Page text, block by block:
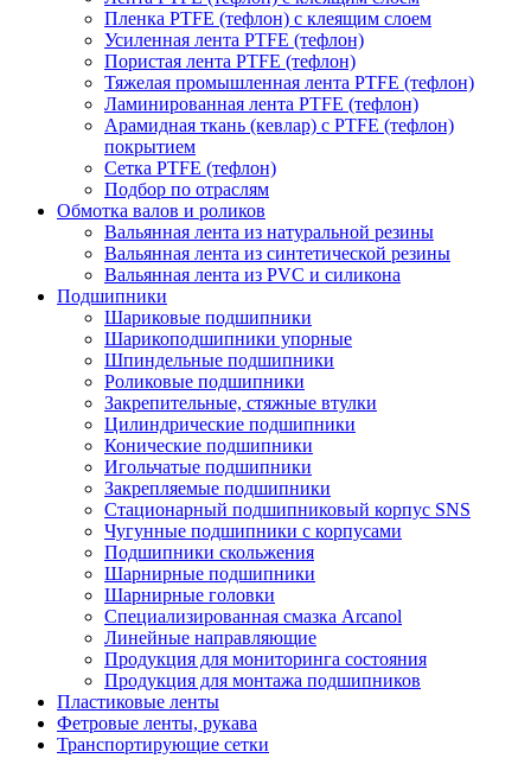
Пленка PTFE (тефлон) с клеящим слоем
Усиленная лента PTFE (тефлон)
Пористая лента PTFE (тефлон)
Тяжелая промышленная лента PTFE (тефлон)
Ламинированная лента PTFE (тефлон)
Арамидная ткань (кевлар) с PTFE (тефлон)
покрытием
Сетка PTFE (тефлон)
Подбор по отраслям
Обмотка валов и роликов
Вальянная лента из натуральной резины
Вальянная лента из синтетической резины
Вальянная лента из PVC и силикона
Подшипники
Шариковые подшипники
Шарикоподшипники упорные
Шпиндельные подшипники
Роликовые подшипники
Закрепительные, стяжные втулки
Цилиндрические подшипники
Конические подшипники
Игольчатые подшипники
Закрепляемые подшипники
Стационарный подшипниковый корпус SNS
Чугунные подшипники с корпусами
Подшипники скольжения
Шарнирные подшипники
Шарнирные головки
Специализированная смазка Arcanol
Линейные направляющие
Продукция для мониторинга состояния
Продукция для монтажа подшипников
Пластиковые ленты
Фетровые ленты, рукава
Транспортирующие сетки